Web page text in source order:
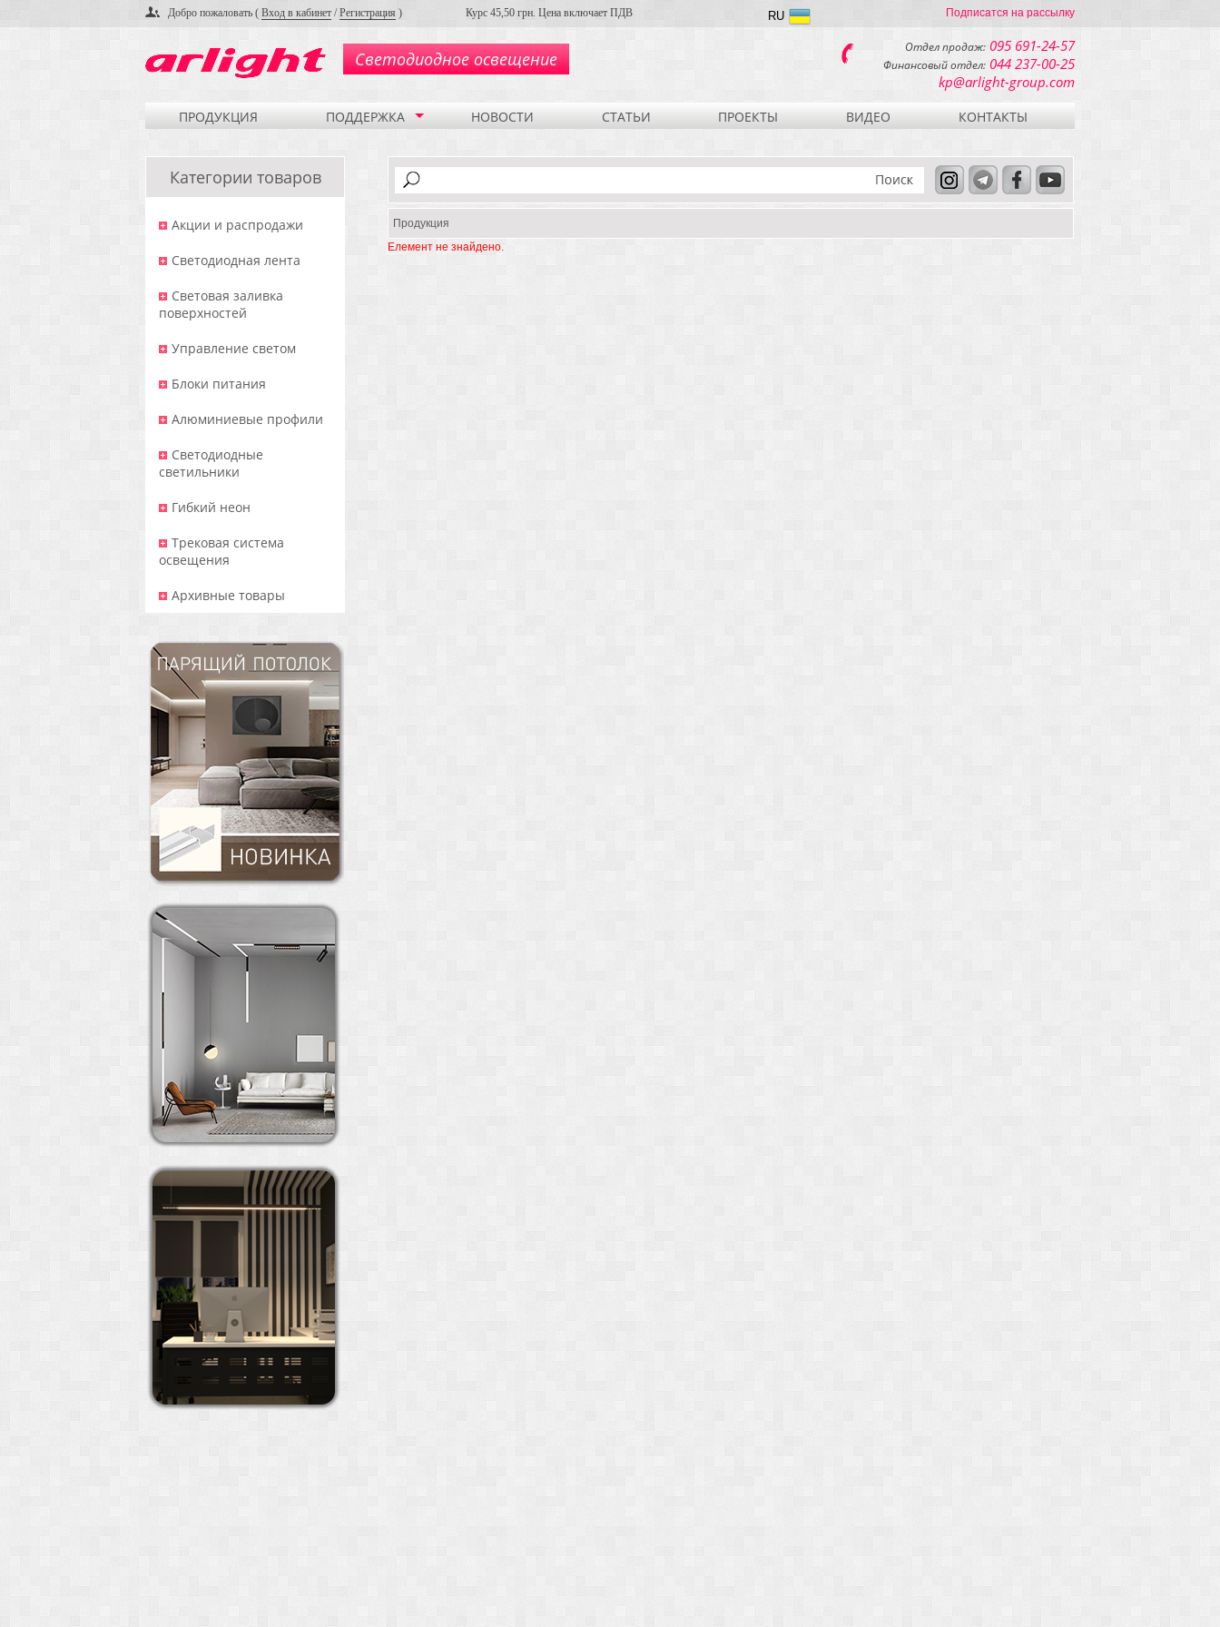
Добро пожаловать ( Вход в кабинет /Регистрация ) Курс 45,50 грн. Цена включает ПДВ Подписатся на рассылку
RU
Светодиодное освещение
Отдел продаж: 095 691-24-57
Финансовый отдел: 044 237-00-25
kp@arlight-group.com
ПРОДУКЦИЯ ПОДДЕРЖКА НОВОСТИ СТАТЬИ ПРОЕКТЫ ВИДЕО КОНТАКТЫ
Категории товаров
Акции и распродажи
Светодиодная лента
Световая заливка
поверхностей
Управление светом
Блоки питания
Алюминиевые профили
Светодиодные
светильники
Гибкий неон
Трековая система
освещения
Архивные товары
Продукция
Елемент не знайдено.